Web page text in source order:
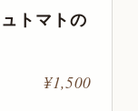
トマトの
¥1,500